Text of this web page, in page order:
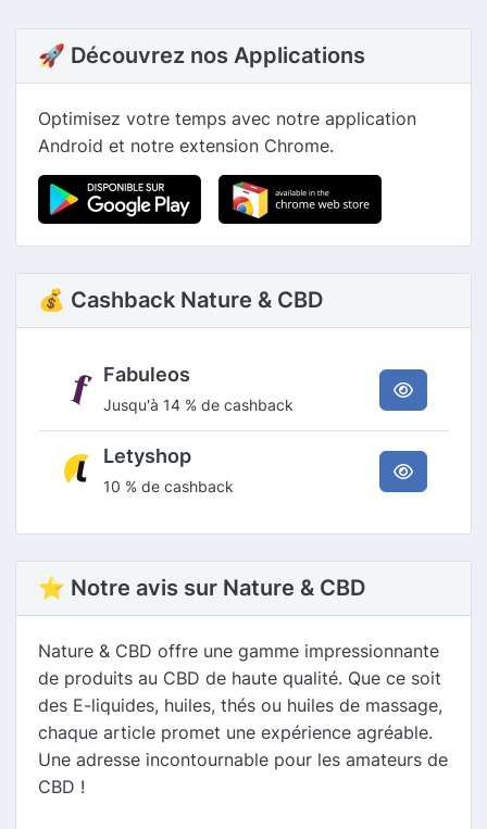
🚀 Découvrez nos Applications
Optimisez votre temps avec notre application
Android et notre extension Chrome.
💰 Cashback Nature & CBD
Fabuleos
Jusqu'à 14 % de cashback
Letyshop
10 % de cashback
⭐ Notre avis sur Nature & CBD
Nature & CBD offre une gamme impressionnante
de produits au CBD de haute qualité. Que ce soit
des E-liquides, huiles, thés ou huiles de massage,
chaque article promet une expérience agréable.
Une adresse incontournable pour les amateurs de
CBD !